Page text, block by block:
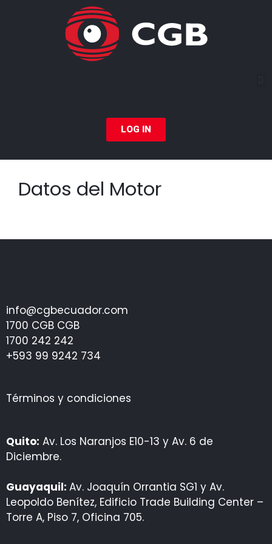
LOG IN
Datos del Motor
info@cgbecuador.com
1700 CGB CGB
1700 242 242
+593 99 9242 734
Términos y condiciones
Quito: Av. Los Naranjos E10-13 y Av. 6 de
Diciembre.
Guayaquil: Av. Joaquín Orrantia SG1 y Av.
Leopoldo Benítez, Edificio Trade Building Center –
Torre A, Piso 7, Oficina 705.